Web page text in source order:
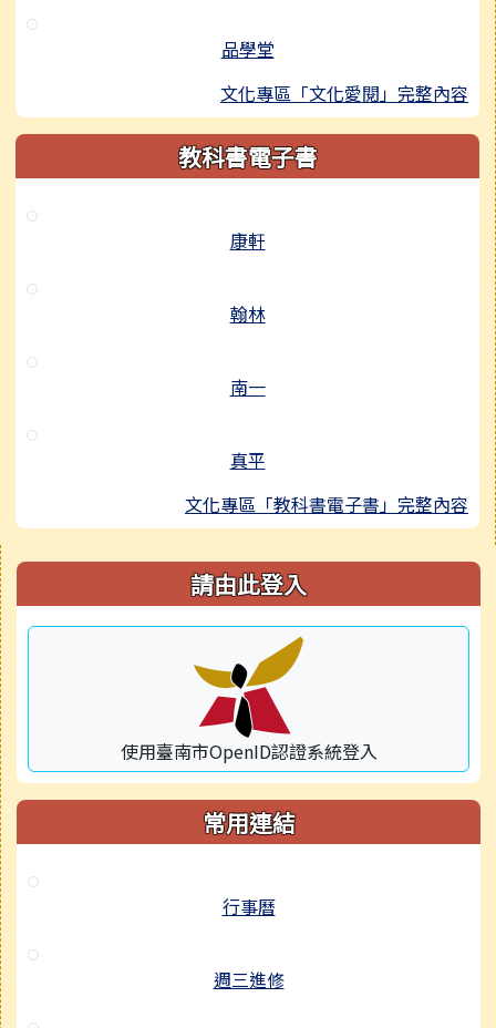
品學堂
文化專區「文化愛閱」完整內容
教科書電子書
康軒
翰林
南一
真平
文化專區「教科書電子書」完整內容
右邊區域內容 請由此登入
使用臺南市OpenID認證系統登入
常用連結
行事曆
週三進修